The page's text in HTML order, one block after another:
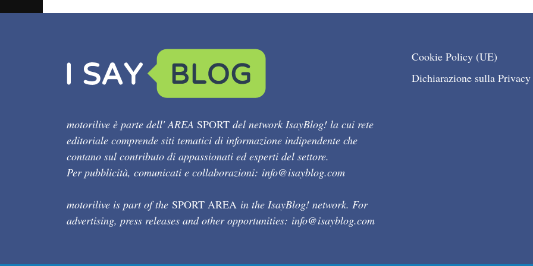
motorilive è parte dell' AREA SPORT del network IsayBlog! la cui rete
editoriale comprende siti tematici di informazione indipendente che
contano sul contributo di appassionati ed esperti del settore.
Per pubblicità, comunicati e collaborazioni: info@isayblog.com
motorilive is part of the SPORT AREA in the IsayBlog! network. For
advertising, press releases and other opportunities: info@isayblog.com
Cookie Policy (UE)
Dichiarazione sulla